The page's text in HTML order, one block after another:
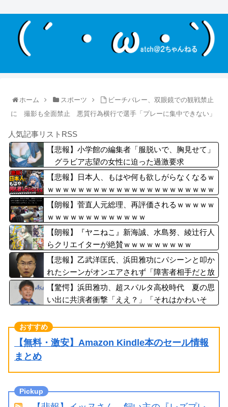
ホーム スポーツ
ビーチバレー、双眼鏡での観戦禁止
に 撮影も全面禁止 悪質行為横行で選手「プレーに集中できない」
人気記事リストRSS
【悲報】小学館の編集者「服脱いで、胸見せて」
グラビア志望の女性に迫った過激要求
【悲報】日本人、もはや何も欲しがらなくなるｗ
ｗｗｗｗｗｗｗｗｗｗｗｗｗｗｗｗｗｗｗｗｗｗ
ｗ
【朗報】菅直人元総理、再評価されるｗｗｗｗｗ
ｗｗｗｗｗｗｗｗｗｗｗｗｗ
【朗報】『ヤニねこ』新海誠、水島努、綾辻行人
らクリエイターが絶賛ｗｗｗｗｗｗｗｗｗ
【悲報】乙武洋匡氏、浜田雅功にパシーンと叩か
れたシーンがオンエアされず「障害者相手だと放
送されなくなる。俺、逆差別だと思って」
【驚愕】浜田雅功、超スパルタ高校時代 夏の思
い出に共演者衝撃「ええ？」「それはかわいそ
【無料・激安】Amazon Kindle本のセール情報
まとめ